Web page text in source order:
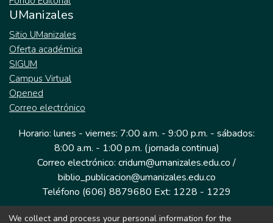
UManizales
Sitio UManizales
Oferta académica
SIGUM
Campus Virtual
Opened
Correo electrónico
Horario: lunes - viernes: 7:00 a.m. - 9:00 p.m. - sábados:
8:00 a.m. - 1:00 p.m. (jornada continua)
Correo electrónico: cridum@umanizales.edu.co /
biblio_publicacion@umanizales.edu.co
Teléfono (606) 8879680 Ext: 1228 - 1229
We collect and process your personal information for the